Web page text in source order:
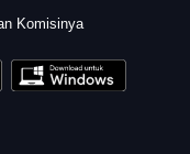
Komisinya